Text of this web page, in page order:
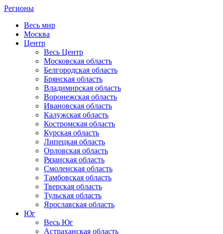
Регионы
Весь мир
Москва
Центр
Весь Центр
Московская область
Белгородская область
Брянская область
Владимирская область
Воронежская область
Ивановская область
Калужская область
Костромская область
Курская область
Липецкая область
Орловская область
Рязанская область
Смоленская область
Тамбовская область
Тверская область
Тульская область
Ярославская область
Юг
Весь Юг
Астраханская область